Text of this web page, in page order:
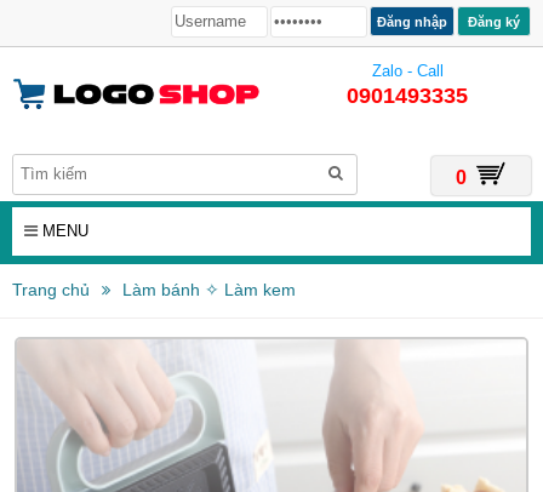
Đăng ký
Zalo - Call
0901493335
0
MENU
Trang chủ Làm bánh ✧ Làm kem